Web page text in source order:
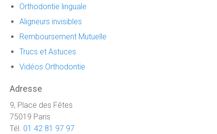
Orthodontie linguale
Aligneurs invisibles
Remboursement Mutuelle
Trucs et Astuces
Vidéos Orthodontie
Adresse
9, Place des Fêtes
75019 Paris
Tél. 01 42 81 97 97